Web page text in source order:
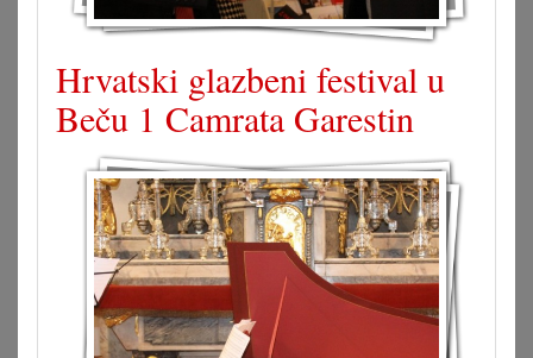
Hrvatski glazbeni festival u
Beču 1 Camrata Garestin